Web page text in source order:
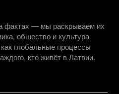
фактах — мы раскрываем их
общество и культура
глобальные процессы
кто живёт в Латвии.